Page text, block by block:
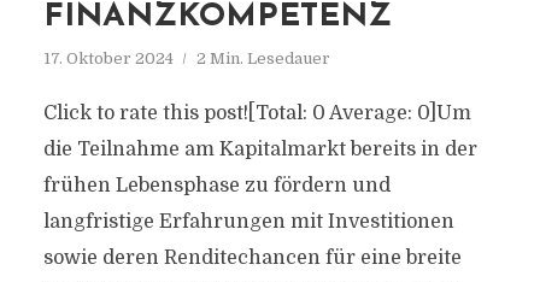
FINANZKOMPETENZ
17. Oktober 2024 2 Min. Lesedauer
Click to rate this post![Total: 0 Average: 0]Um
die Teilnahme am Kapitalmarkt bereits in der
frühen Lebensphase zu fördern und
langfristige Erfahrungen mit Investitionen
sowie deren Renditechancen für eine breite